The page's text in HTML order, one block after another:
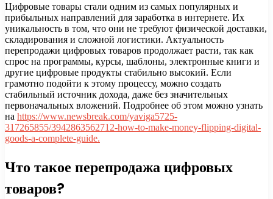
Цифровые товары стали одним из самых популярных и
прибыльных направлений для заработка в интернете. Их
уникальность в том, что они не требуют физической доставки,
складирования и сложной логистики. Актуальность
перепродажи цифровых товаров продолжает расти, так как
спрос на программы, курсы, шаблоны, электронные книги и
другие цифровые продукты стабильно высокий. Если
грамотно подойти к этому процессу, можно создать
стабильный источник дохода, даже без значительных
первоначальных вложений. Подробнее об этом можно узнать
на https://www.newsbreak.com/yaviga5725-
317265855/3942863562712-how-to-make-money-flipping-digital-
goods-a-complete-guide.
Что такое перепродажа цифровых
товаров?